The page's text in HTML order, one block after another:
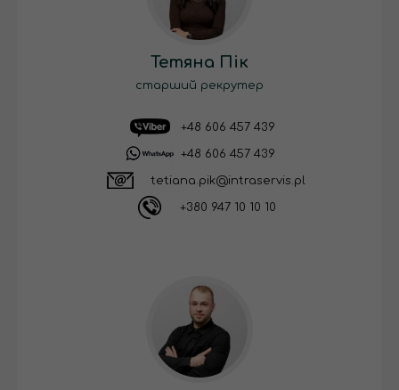
Тетяна Пік
старший рекрутер
+48 606 457 439
+48 606 457 439
tetiana.pik@intraservis.pl
+380 947 10 10 10